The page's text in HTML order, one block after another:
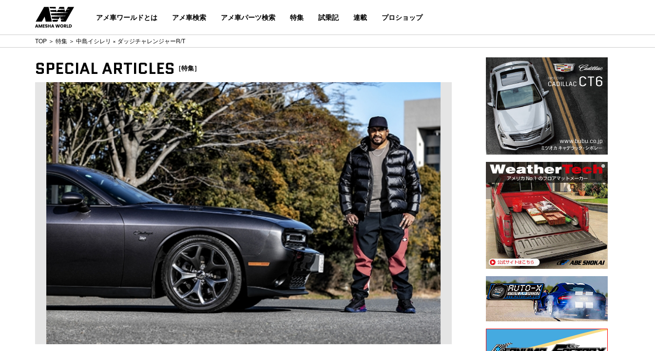
アメ車ワールドとは アメ車検索 アメ車パーツ検索 特集 試乗記 連載 プロショップ
TOP ＞ 特集 ＞ 中島イシレリ × ダッジチャレンジャーR/T
SPECIAL ARTICLES ［特集］